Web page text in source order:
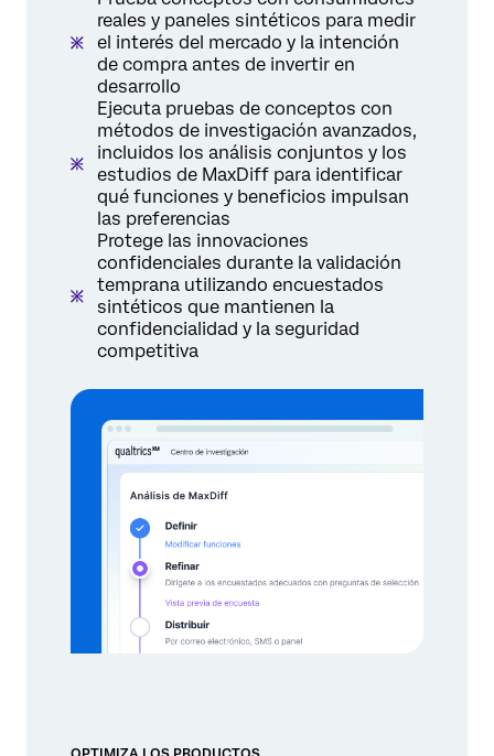
reales y paneles sintéticos para medir
el interés del mercado y la intención
de compra antes de invertir en
desarrollo
Ejecuta pruebas de conceptos con
métodos de investigación avanzados,
incluidos los análisis conjuntos y los
estudios de MaxDiff para identificar
qué funciones y beneficios impulsan
las preferencias
Protege las innovaciones
confidenciales durante la validación
temprana utilizando encuestados
sintéticos que mantienen la
confidencialidad y la seguridad
competitiva